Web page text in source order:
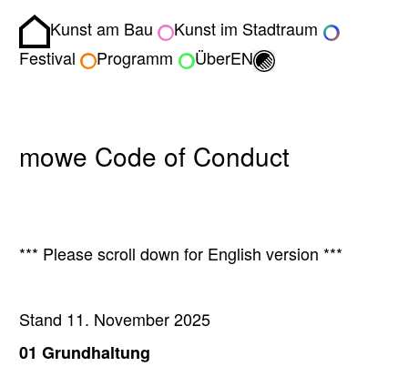
Homepage
Kunst am Bau
Kunst im Stadtraum
Festival
Programm ÜberEN Umschalten
mowe Code of Conduct
*** Please scroll down for English version ***
Stand 11. November 2025
01 Grundhaltung